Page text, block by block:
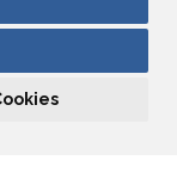
todas”
el botón
técnicas